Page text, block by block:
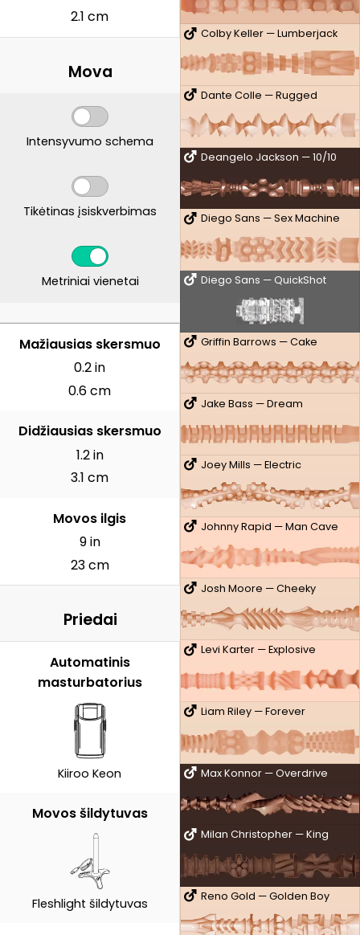
Colby Keller — Lumberjack
Dante Colle — Rugged
Deangelo Jackson — 10/10
Diego Sans — Sex Machine
Diego Sans — QuickShot
Griffin Barrows — Cake
Jake Bass — Dream
Joey Mills — Electric
Johnny Rapid — Man Cave
Josh Moore — Cheeky
Levi Karter — Explosive
Liam Riley — Forever
Max Konnor — Overdrive
Milan Christopher — King
Reno Gold — Golden Boy
2.1 cm
Mova
Intensyvumo schema
Tikėtinas įsiskverbimas
Metriniai vienetai
CENTIMETRAI
Mažiausias skersmuo
0.2 in
0.6 cm
Didžiausias skersmuo
1.2 in
3.1 cm
Movos ilgis
9 in
23 cm
Priedai
Automatinis
masturbatorius
Kiiroo Keon
Movos šildytuvas
Fleshlight šildytuvas